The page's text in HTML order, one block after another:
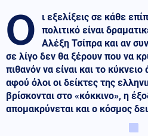
Ο
ι εξελίξεις σε κάθε
πολιτικό είναι
Αλέξη Τσίπρα και αν
σε λίγο δεν θα ξέρουν που να
πιθανόν να είναι και το
αφού όλοι οι δείκτες της
βρίσκονται στο «κόκκινο», η
απομακρύνεται και ο κόσμος